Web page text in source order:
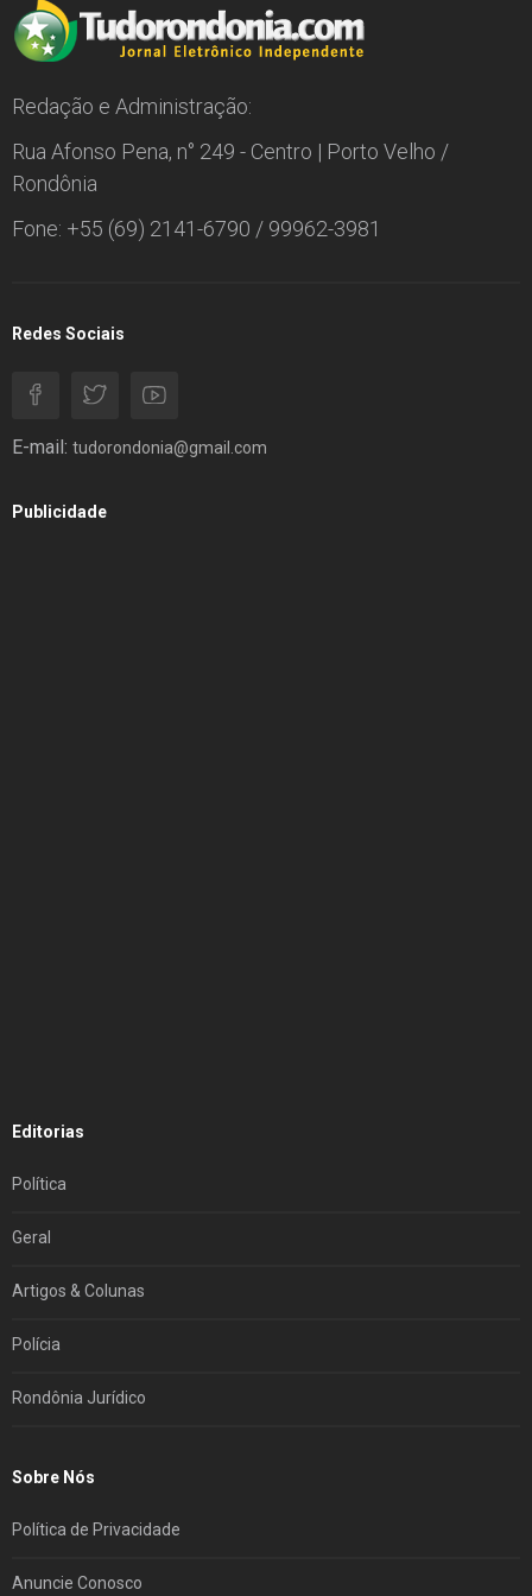
Redação e Administração:
Rua Afonso Pena, n° 249 - Centro | Porto Velho /
Rondônia
Fone: +55 (69) 2141-6790 / 99962-3981
Redes Sociais
E-mail: tudorondonia@gmail.com
Publicidade
Editorias
Política
Geral
Artigos & Colunas
Polícia
Rondônia Jurídico
Sobre Nós
Política de Privacidade
Anuncie Conosco